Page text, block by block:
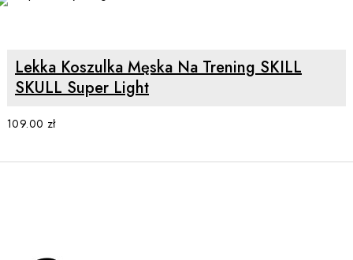
Lekka Koszulka Męska Na Trening SKILL
SKULL Super Light
109.00 zł